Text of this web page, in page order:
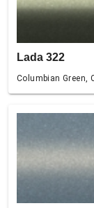
Lada 322
Columbian Green,